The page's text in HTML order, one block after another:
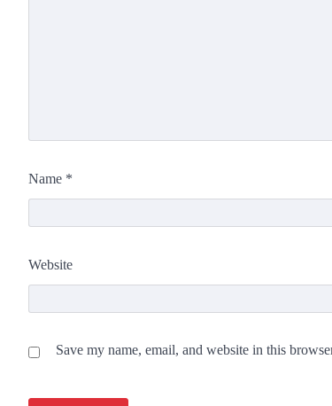
Name *
Website
Save my name, email, and website in this